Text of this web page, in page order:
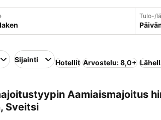
Tulo-/
Sijainti Hotellit Arvostelu: 8,0+
Aamiaismajoitus
Sveitsi